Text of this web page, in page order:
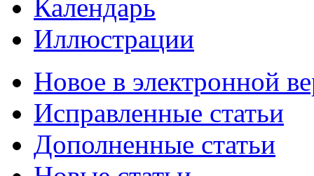
Календарь
Иллюстрации
Новое в электронной
Исправленные статьи
Дополненные статьи